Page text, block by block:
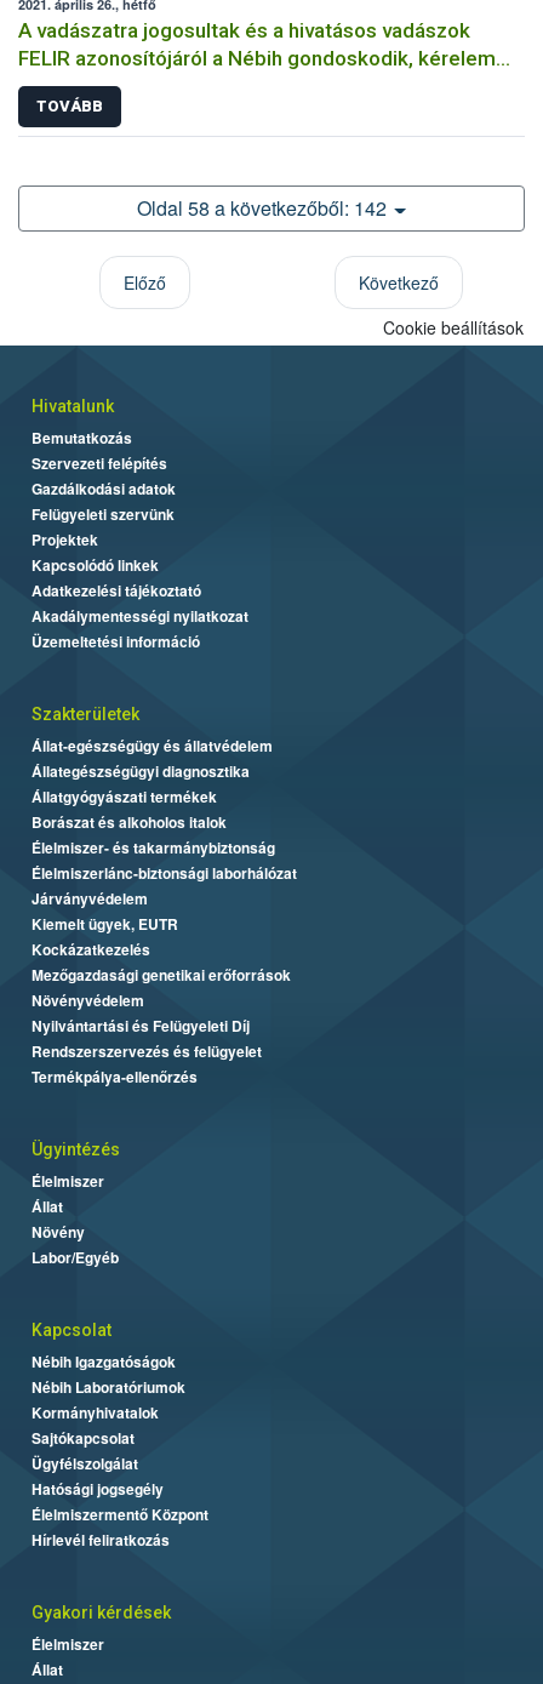
2021. április 26., hétfő
A vadászatra jogosultak és a hivatásos vadászok
FELIR azonosítójáról a Nébih gondoskodik, kérelem
sem szükséges hozzá
TOVÁBB
Oldal 58 a következőből: 142
Előző
Következő
Cookie beállítások
Hivatalunk
Bemutatkozás
Szervezeti felépítés
Gazdálkodási adatok
Felügyeleti szervünk
Projektek
Kapcsolódó linkek
Adatkezelési tájékoztató
Akadálymentességi nyilatkozat
Üzemeltetési információ
Szakterületek
Állat-egészségügy és állatvédelem
Állategészségügyi diagnosztika
Állatgyógyászati termékek
Borászat és alkoholos italok
Élelmiszer- és takarmánybiztonság
Élelmiszerlánc-biztonsági laborhálózat
Járványvédelem
Kiemelt ügyek, EUTR
Kockázatkezelés
Mezőgazdasági genetikai erőforrások
Növényvédelem
Nyilvántartási és Felügyeleti Díj
Rendszerszervezés és felügyelet
Termékpálya-ellenőrzés
Ügyintézés
Élelmiszer
Állat
Növény
Labor/Egyéb
Kapcsolat
Nébih Igazgatóságok
Nébih Laboratóriumok
Kormányhivatalok
Sajtókapcsolat
Ügyfélszolgálat
Hatósági jogsegély
Élelmiszermentő Központ
Hírlevél feliratkozás
Gyakori kérdések
Élelmiszer
Állat